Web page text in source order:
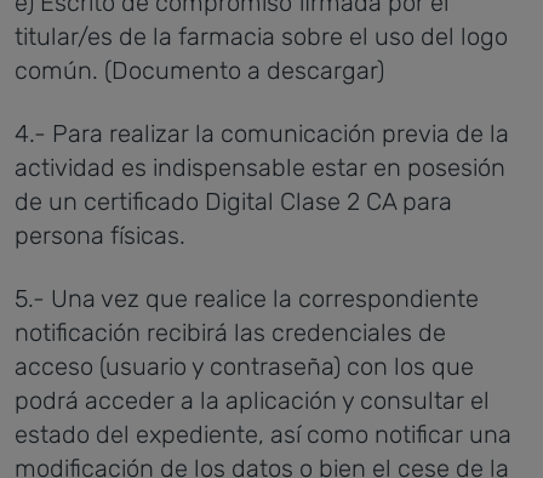
titular/es de la farmacia sobre el uso del logo
común. (Documento a descargar)
4.- Para realizar la comunicación previa de la
actividad es indispensable estar en posesión
de un certificado Digital Clase 2 CA para
persona físicas.
5.- Una vez que realice la correspondiente
notificación recibirá las credenciales de
acceso (usuario y contraseña) con los que
podrá acceder a la aplicación y consultar el
estado del expediente, así como notificar una
modificación de los datos o bien el cese de la